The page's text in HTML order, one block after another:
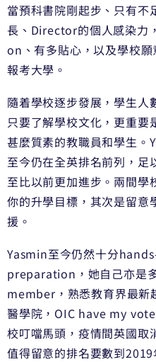
當預科書院剛起步、只有
長、Director的個人感染力
on、有多貼心，以及學校
報考大學。
隨着學校逐步發展，學生
只要了解學校文化，更重要
甚麼質素的教職員和學生
至今仍在全英排名前列，足
至比以前更加進步。兩間學
你的升學目標，其次是留意
援。
Yasmin至今仍然十分
preparation，她自己亦是
member，熟悉教育界最新
醫學院，OIC have my
校叮噹馬頭，疫情間英國
值得留意的排名要數到